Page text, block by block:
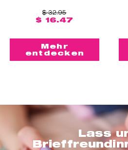
$ 32.95
$ 16.47
Mehr
entdecken
Lass